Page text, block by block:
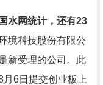
水网统计，还有23
境科技股份有限公
新受理的公司。此
6日提交创业板上